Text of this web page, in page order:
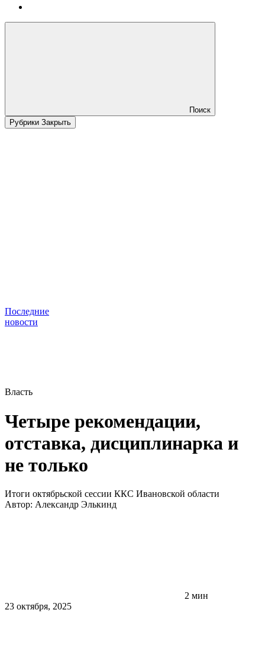
Поиск
Рубрики Закрыть
Последние
новости
Власть
Четыре рекомендации,
отставка, дисциплинарка и
не только
Итоги октябрьской сессии ККС Ивановской области
Автор: Александр Элькинд
2 мин
23 октября, 2025